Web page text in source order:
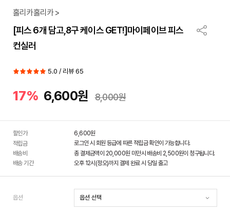
홀리카홀리카 >
[피스 6개 담고,8구 케이스 GET!]마이페이브 피스
컨실러
5.0 / 리뷰 65
17% 6,600원 8,000원
할인가 6,600원
적립금
로그인 시 회원 등급에 따른 적립금 확인이 가능합니다.
배송비
총 결제금액이 20,000원 미만시 배송비 2,500원이 청구됩니다.
배송 기간
오후 12시(정오)까지 결제 완료 시 당일 출고
옵션